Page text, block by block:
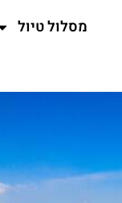
מסלול טיול